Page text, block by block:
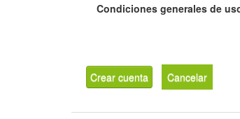
Condiciones generales de
Crear cuenta Cancelar